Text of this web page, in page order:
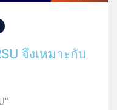
จึงเหมาะกับ